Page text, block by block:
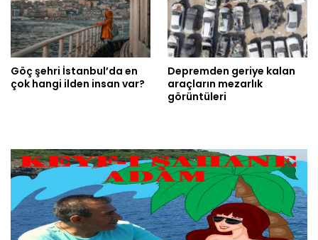
Göç şehri İstanbul’da en
çok hangi ilden insan var?
Depremden geriye kalan
araçların mezarlık
görüntüleri